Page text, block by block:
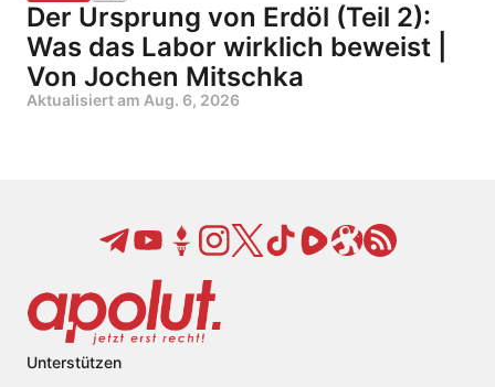
Der Ursprung von Erdöl (Teil 2):
Was das Labor wirklich beweist |
Von Jochen Mitschka
Aktualisiert am Aug. 6, 2026
Unterstützen